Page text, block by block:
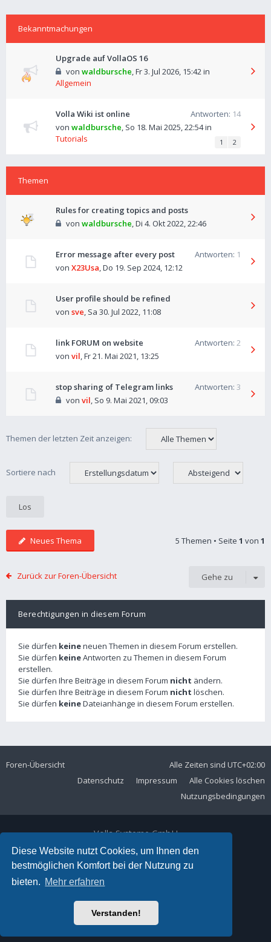
Diese Website nutzt Cookies, um Ihnen den
bestmöglichen Komfort bei der Nutzung zu
bieten. Mehr erfahren
Verstanden!
Bekanntmachungen
Upgrade auf VollaOS 16
von waldbursche,Fr 3. Jul 2026, 15:42in
Allgemein
Volla Wiki ist online Antworten: 14
von waldbursche, So 18. Mai 2025, 22:54in
Tutorials
1 2
Themen
Rules for creating topics and posts
von waldbursche,Di 4. Okt 2022, 22:46
Error message after every post Antworten: 1
von X23Usa,Do 19. Sep 2024, 12:12
User profile should be refined
von sve, Sa 30. Jul 2022, 11:08
link FORUM on website Antworten: 2
von vil,Fr 21. Mai 2021, 13:25
stop sharing of Telegram links Antworten: 3
von vil, So 9. Mai 2021, 09:03
Themen der letzten Zeit anzeigen:
Sortiere nach
Neues Thema 5 Themen • Seite 1 von 1
Zurück zur Foren-Übersicht Gehe zu
Berechtigungen in diesem Forum
Sie dürfen keineneuen Themen in diesem Forum erstellen.
Sie dürfen keineAntworten zu Themen in diesem Forum
erstellen.
Sie dürfen Ihre Beiträge in diesem Forum nicht ändern.
Sie dürfen Ihre Beiträge in diesem Forum nicht löschen.
Sie dürfen keineDateianhänge in diesem Forum erstellen.
Foren-Übersicht Alle Zeiten sind UTC+02:00
Alle Cookies löschen
Impressum
Datenschutz
Nutzungsbedingungen
Volla Systeme GmbH
Kölner Straße 102
42897 Remscheid
Telefon:+49 2191 59897 61
E-Mail:
Ariki Theme by